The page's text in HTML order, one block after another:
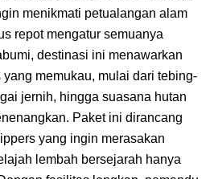
menikmati petualangan alam
repot mengatur semuanya
destinasi ini menawarkan
memukau, mulai dari tebing-
jernih, hingga suasana hutan
Paket ini dirancang
yang ingin merasakan
lembah bersejarah hanya